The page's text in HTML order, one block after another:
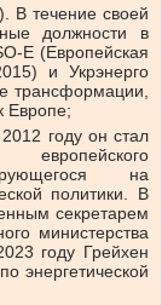
В течение своей
должности в
E (Европейская
и Укрэнерго
трансформации,
Европе;
году он стал
на
политики. В
секретарем
министерства
году Грейхен
энергетической